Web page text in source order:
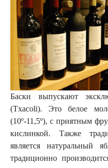
Баски выпускают
(Txacoli). Это белое
(10º-11,5º), с приятным
кислинкой. Также
является натуральный
традиционно